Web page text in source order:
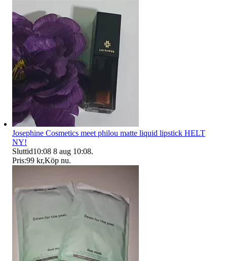
Josephine Cosmetics meet philou matte liquid lipstick HELT
NY!
Sluttid10:08 8 aug 10:08.
Pris:99 kr,Köp nu.